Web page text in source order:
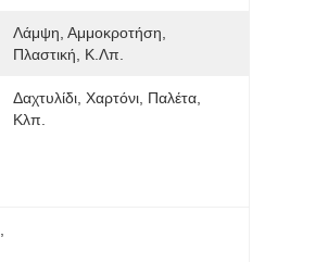
Λάμψη, Αμμοκροτήση,
Πλαστική, Κ.λπ.
Δαχτυλίδι, Χαρτόνι, Παλέτα,
Κλπ.